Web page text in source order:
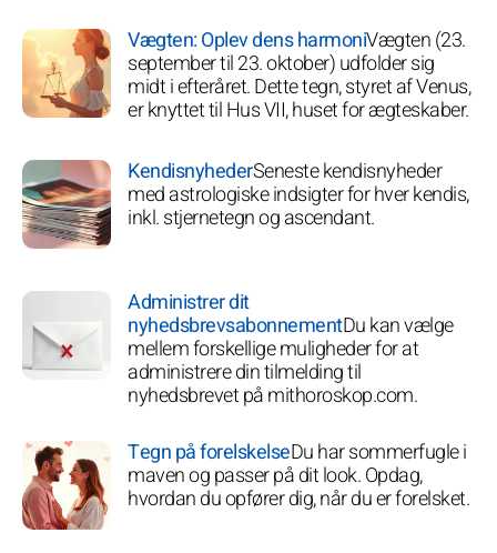
Vægten: Oplev dens harmoniVægten (23.
september til 23. oktober) udfolder sig
midt i efteråret. Dette tegn, styret af Venus,
er knyttet til Hus VII, huset for ægteskaber.
KendisnyhederSeneste kendisnyheder
med astrologiske indsigter for hver kendis,
inkl. stjernetegn og ascendant.
Administrer dit
nyhedsbrevsabonnementDu kan vælge
mellem forskellige muligheder for at
administrere din tilmelding til
nyhedsbrevet på mithoroskop.com.
Tegn på forelskelseDu har sommerfugle i
maven og passer på dit look. Opdag,
hvordan du opfører dig, når du er forelsket.